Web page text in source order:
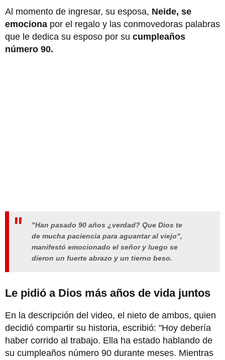
Al momento de ingresar, su esposa, Neide, se
emociona por el regalo y las conmovedoras palabras
que le dedica su esposo por su cumpleaños
número 90.
"Han pasado 90 años ¿verdad? Que Dios te
de mucha paciencia para aguantar al viejo",
manifestó emocionado el señor y luego se
dieron un fuerte abrazo y un tierno beso.
Le pidió a Dios más años de vida juntos
En la descripción del video, el nieto de ambos, quien
decidió compartir su historia, escribió: "Hoy debería
haber corrido al trabajo. Ella ha estado hablando de
su cumpleaños número 90 durante meses. Mientras